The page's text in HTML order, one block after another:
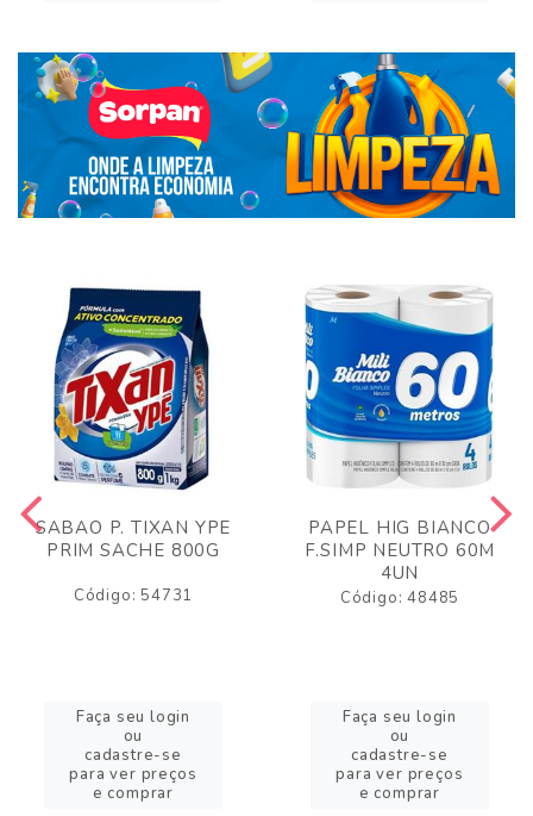
SABAO P. TIXAN YPE
PRIM SACHE 800G
Código: 54731
Faça seu login
ou
cadastre-se
para ver preços
e comprar
PAPEL HIG BIANCO
F.SIMP NEUTRO 60M
4UN
Código: 48485
Faça seu login
ou
cadastre-se
para ver preços
e comprar